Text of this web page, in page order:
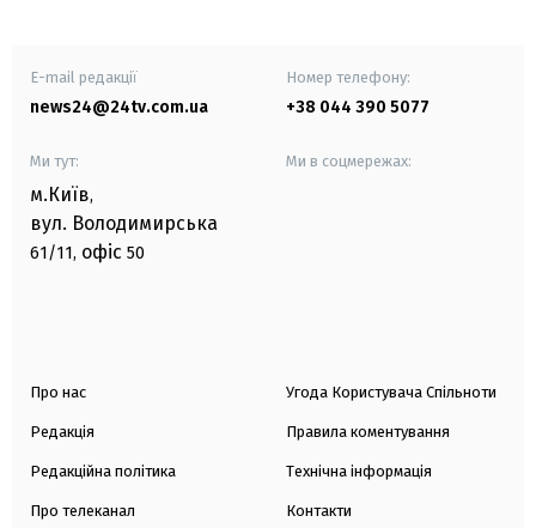
E-mail редакції
news24@24tv.com.ua
Номер телефону:
+38 044 390 5077
Ми тут:
м.Київ,
вул. Володимирська
61/11, офіс 50
Ми в соцмережах:
Про нас
Редакція
Редакційна політика
Про телеканал
Угода Користувача Спільноти
Правила коментування
Технічна інформація
Контакти